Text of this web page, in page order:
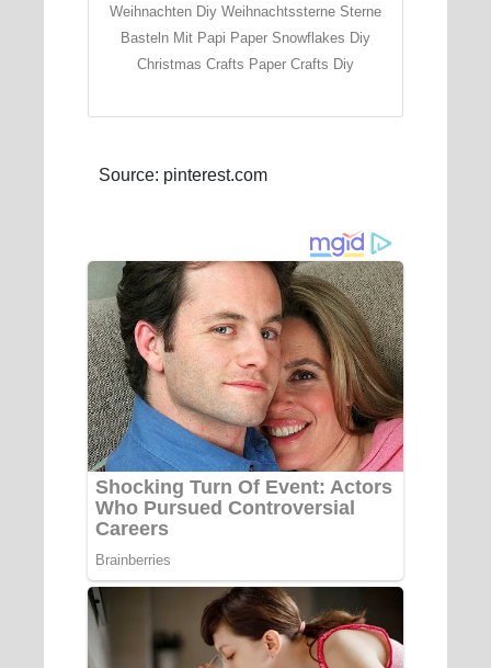
Weihnachten Diy Weihnachtssterne Sterne
Basteln Mit Papi Paper Snowflakes Diy
Christmas Crafts Paper Crafts Diy
Source: pinterest.com